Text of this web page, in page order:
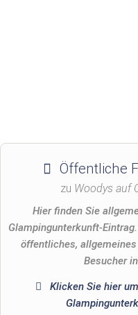
Öffentliche
zu Woodys auf
Hier finden Sie
Glampingunterkunft-
öffentliches,
Besucher
Klicken Sie hier